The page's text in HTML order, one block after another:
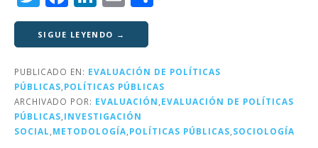
w
it
te
r
a
c
e
b
o
o
n
k
e
dI
n
m
ai
l p
a
rt
ir
SIGUE LEYENDO →
PUBLICADO EN: EVALUACIÓN DE POLÍTICAS
PÚBLICAS,POLÍTICAS PÚBLICAS
ARCHIVADO POR: EVALUACIÓN,EVALUACIÓN DE POLÍTICAS
PÚBLICAS,INVESTIGACIÓN
SOCIAL,METODOLOGÍA,POLÍTICAS PÚBLICAS,SOCIOLOGÍA